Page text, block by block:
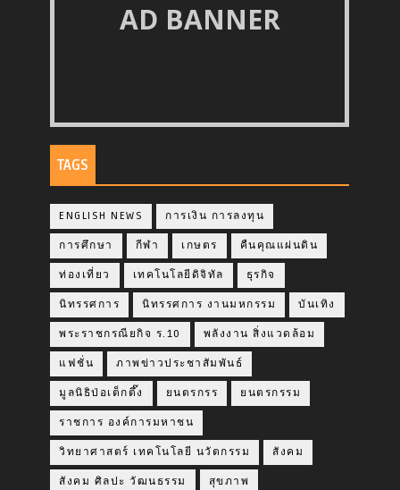
AD BANNER
TAGS
ENGLISH NEWS การเงิน การลงทุน
การศึกษา กีฬา เกษตร คืนคุณแผ่นดิน
ท่องเที่ยว เทคโนโลยีดิจิทัล ธุรกิจ
นิทรรศการ นิทรรศการ งานมหกรรม บันเทิง
พระราชกรณียกิจ ร.10 พลังงาน สิ่งแวดล้อม
แฟชั่น ภาพข่าวประชาสัมพันธ์
มูลนิธิป่อเต็กตึ๊ง ยนตรกรร ยนตรกรรม
ราชการ องค์การมหาชน
วิทยาศาสตร์ เทคโนโลยี นวัตกรรม สังคม
สังคม ศิลปะ วัฒนธรรม สุขภาพ